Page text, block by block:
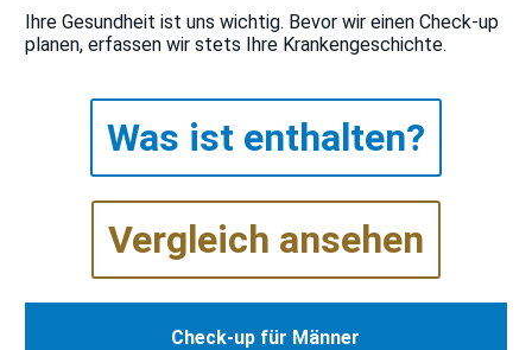
Ihre Gesundheit ist uns wichtig. Bevor wir einen Check-up
planen, erfassen wir stets Ihre Krankengeschichte.
Was ist enthalten?
Vergleich ansehen
Check-up für Männer